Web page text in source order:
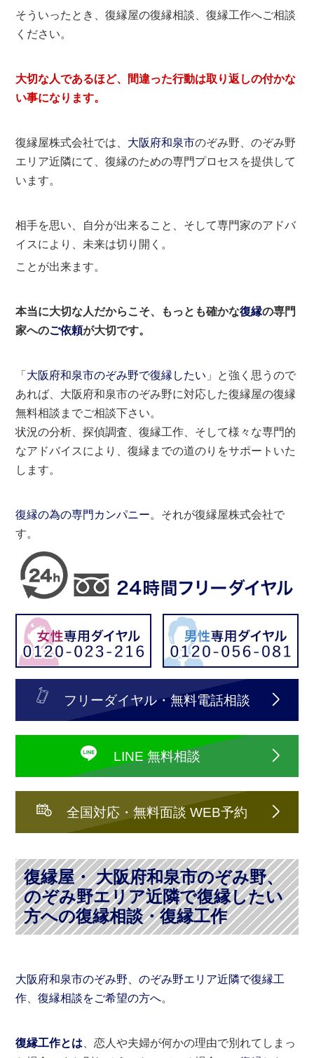
そういったとき、復縁屋の復縁相談、復縁工作へご相談
ください。
大切な人であるほど、間違った行動は取り返しの付かな
い事になります。
復縁屋株式会社では、 大阪府和泉市のぞみ野、のぞみ野
エリア近隣にて、復縁のための専門プロセスを提供して
います。
相手を思い、自分が出来ること、そして専門家のアドバ
イスにより、未来は切り開く。
ことが出来ます。
本当に大切な人だからこそ、もっとも確かな復縁の専門
家へのご依頼が大切です。
「 大阪府和泉市のぞみ野で復縁したい 」と強く思うので
あれば、大阪府和泉市のぞみ野に対応した復縁屋の復縁
無料相談までご相談下さい。
状況の分析、探偵調査、復縁工作、そして様々な専門的
なアドバイスにより、復縁までの道のりをサポートいた
します。
復縁の為の専門カンパニー。それが復縁屋株式会社で
す。
フリーダイヤル・無料電話相談
LINE 無料相談
全国対応・無料面談 WEB予約
復縁屋・ 大阪府和泉市のぞみ野、
のぞみ野エリア近隣で復縁したい
方への復縁相談・復縁工作
大阪府和泉市のぞみ野、のぞみ野エリア近隣で復縁工
作 、復縁相談をご希望の方へ。
復縁工作とは 、恋人や夫婦が何かの理由で別れてしまっ